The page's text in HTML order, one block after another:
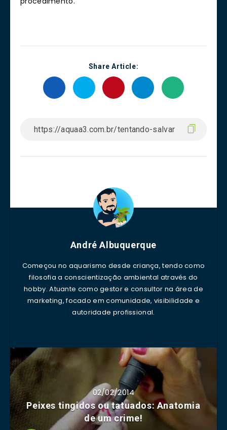
Share Article:
André Albuquerque
Começou no aquarismo desde criança, tendo como
filosofia a conscientização ambiental através do
hobby. Atuante como gestor e consultor na área de
marketing, focado em comunidade, visibilidade e
autoridade profissional.
02/02/2014
Peixes tingidos ou tatuados: Anatomia
de um crime!